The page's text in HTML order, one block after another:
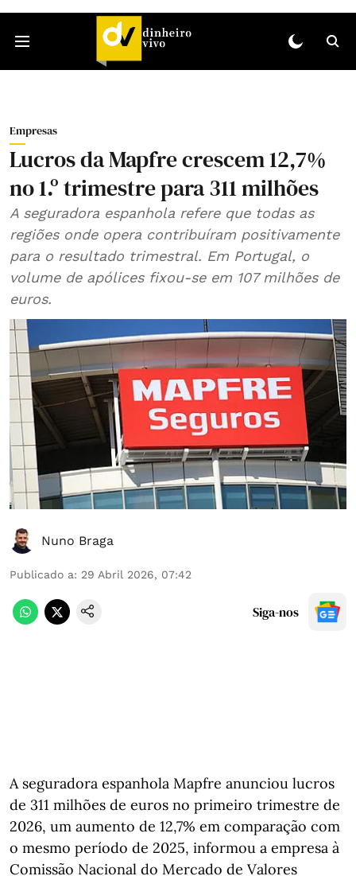
Empresas
Lucros da Mapfre crescem 12,7%
no 1.º trimestre para 311 milhões
A seguradora espanhola refere que todas as
regiões onde opera contribuíram positivamente
para o resultado trimestral. Em Portugal, o
volume de apólices fixou‑se em 107 milhões de
euros.
Nuno Braga
Publicado a: 29 Abril 2026, 07:42
Siga-nos
A seguradora espanhola Mapfre anunciou lucros
de 311 milhões de euros no primeiro trimestre de
2026, um aumento de 12,7% em comparação com
o mesmo período de 2025, informou a empresa à
Comissão Nacional do Mercado de Valores